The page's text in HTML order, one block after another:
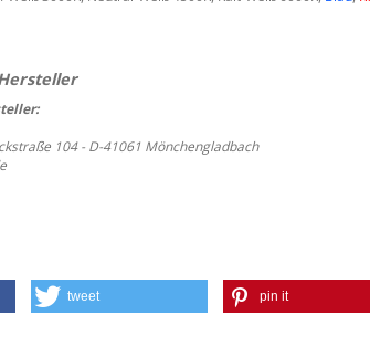
104 - D-41061 Mönchengladbach
tweet pin it